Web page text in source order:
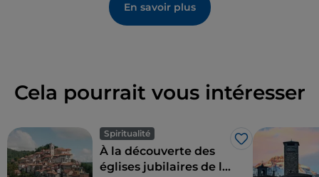
En savoir plus
Cela pourrait vous intéresser
Spiritualité
J’aime
À la découverte des
églises jubilaires de la